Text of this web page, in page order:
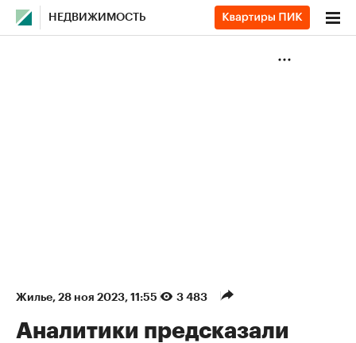
НЕДВИЖИМОСТЬ
Жилье⁠, 28 ноя 2023, 11:55 3 483
Аналитики предсказали